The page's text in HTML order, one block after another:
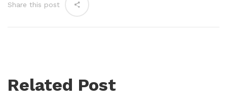
Share this post
Related Post